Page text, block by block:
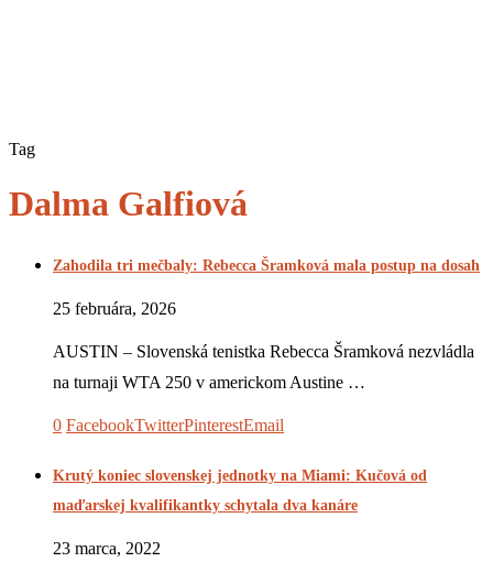
Tag
Dalma Galfiová
Zahodila tri mečbaly: Rebecca Šramková mala postup na dosah
25 februára, 2026
AUSTIN – Slovenská tenistka Rebecca Šramková nezvládla
na turnaji WTA 250 v americkom Austine …
0 FacebookTwitterPinterestEmail
Krutý koniec slovenskej jednotky na Miami: Kučová od
maďarskej kvalifikantky schytala dva kanáre
23 marca, 2022